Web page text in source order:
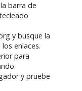
barra de
y busque la
enlaces.
para
y pruebe